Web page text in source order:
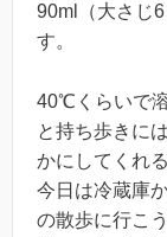
90ml（大さじ
す。
40℃くらいで
と持ち歩きに
かにしてくれ
今日は冷蔵庫
の散歩に行こ